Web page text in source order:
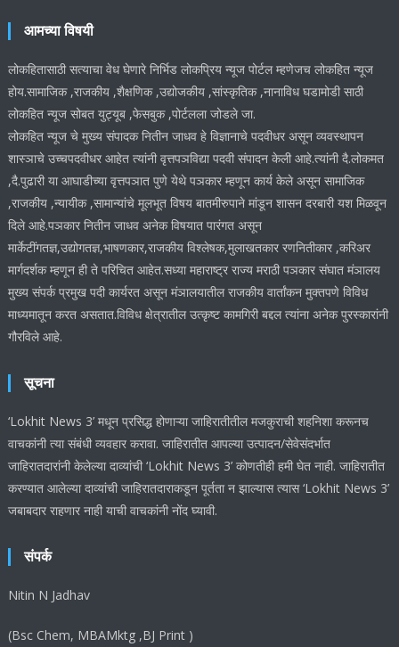
आमच्या विषयी
लोकहितासाठी सत्याचा वेध घेणारे निर्भिड लोकप्रिय न्यूज पोर्टल म्हणेजच लोकहित न्यूज
होय.सामाजिक ,राजकीय ,शैक्षणिक ,उद्योजकीय ,सांस्कृतिक ,नानाविध घडामोडी साठी
लोकहित न्यूज सोबत युट्यूब ,फेसबुक ,पोर्टलला जोडले जा.
लोकहित न्यूज चे मुख्य संपादक नितीन जाधव हे विज्ञानाचे पदवीधर असून व्यवस्थापन
शास्ञाचे उच्चपदवीधर आहेत त्यांनी वृत्तपञविद्या पदवी संपादन केली आहे.त्यांनी दै.लोकमत
,दै.पुढारी या आघाडीच्या वृत्तपञात पुणे येथे पञकार म्हणून कार्य केले असून सामाजिक
,राजकीय ,न्यायीक ,सामान्यांचे मूलभूत विषय बातमीरुपाने मांडून शासन दरबारी यश मिळवून
दिले आहे.पञकार नितीन जाधव अनेक विषयात पारंगत असून
मार्केटींगतज्ञ,उद्योगतज्ञ,भाषणकार,राजकीय विश्लेषक,मुलाखतकार रणनितीकार ,करिअर
मार्गदर्शक म्हणून ही ते परिचित आहेत.सध्या महाराष्ट्र राज्य मराठी पञकार संघात मंञालय
मुख्य संपर्क प्रमुख पदी कार्यरत असून मंञालयातील राजकीय वार्तांकन मुक्तपणे विविध
माध्यमातून करत असतात.विविध क्षेत्रातील उत्कृष्ट कामगिरी बद्दल त्यांना अनेक पुरस्कारांनी
गौरविले आहे.
सूचना
‘Lokhit News 3’ मधून प्रसिद्ध होणाऱ्या जाहिरातीतील मजकुराची शहनिशा करूनच
वाचकांनी त्या संबंधी व्यवहार करावा. जाहिरातीत आपल्या उत्पादन/सेवेसंदर्भात
जाहिरातदारांनी केलेल्या दाव्यांची ‘Lokhit News 3’ कोणतीही हमी घेत नाही. जाहिरातीत
करण्यात आलेल्या दाव्यांची जाहिरातदाराकडून पूर्तता न झाल्यास त्यास ‘Lokhit News 3’
जबाबदार राहणार नाही याची वाचकांनी नोंद घ्यावी.
संपर्क
Nitin N Jadhav
(Bsc Chem, MBAMktg ,BJ Print )